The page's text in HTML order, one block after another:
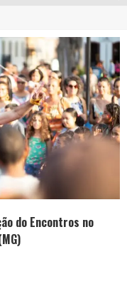
Milton Guedes, o “músico dos músicos”, apresenta show da turnê “Milton Canta Lulu” em BH
Esplanada fica pequena e CÊ TÁ DOIDO FESTIVAL anuncia mudança para o gramado do Mineirão
do Encontros no